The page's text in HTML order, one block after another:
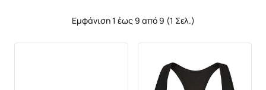
Εμφάνιση 1 έως 9 από 9 (1 Σελ.)